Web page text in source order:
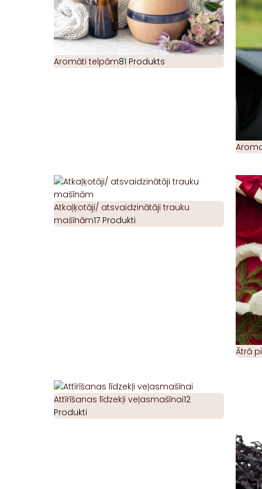
Aromāti telpām81 Produkts
Atkaļķotāji/ atsvaidzinātāji trauku
mašīnām17 Produkti
Ātrā
Attīrīšanas līdzekļi veļasmašīnai12
Produkti